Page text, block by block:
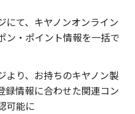
にて、キヤノンオンライン
ン・ポイント情報を一括で
より、お持ちのキヤノン製
録情報に合わせた関連コン
可能に